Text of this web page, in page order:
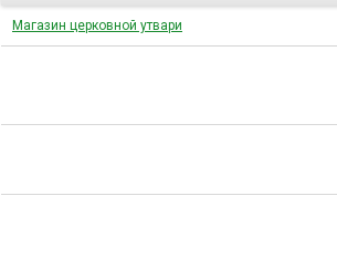
Магазин церковной утвари